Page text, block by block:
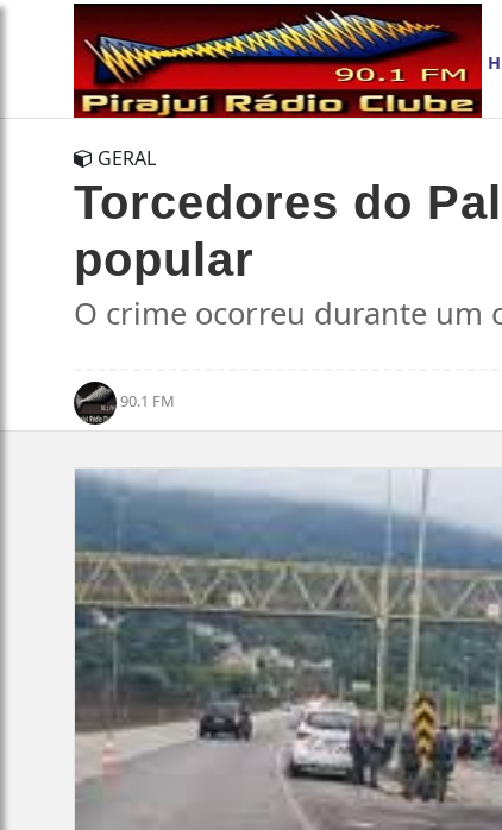
GERAL
Torcedores do
popular
O crime ocorreu durante um
90.1 FM